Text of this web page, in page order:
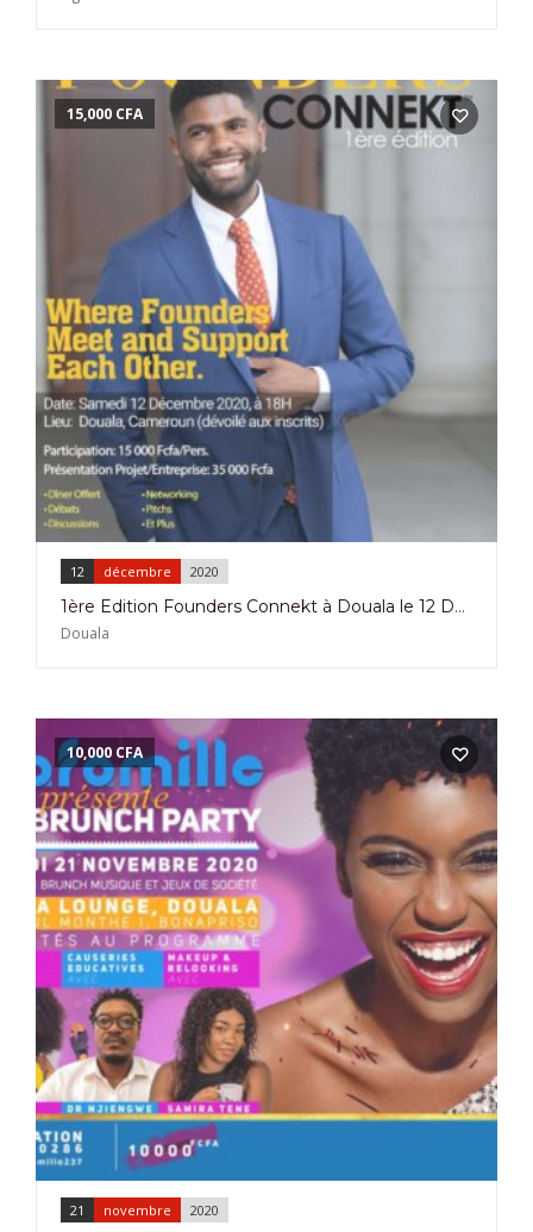
12 décembre 2020
1ère Edition Founders Connekt à Douala le 12 Décembre 2020
15,000 CFA
Douala
21 novembre 2020
10,000 CFA